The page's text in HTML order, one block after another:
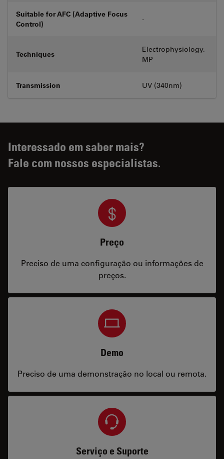
Suitable for AFC (Adaptive Focus
Control)
-
Techniques
Electrophysiology,
MP
Transmission UV (340nm)
Interessado em saber mais?
Fale com nossos especialistas.
Preço
Preciso de uma configuração ou informações de
preços.
Demo
Preciso de uma demonstração no local ou remota.
Serviço e Suporte